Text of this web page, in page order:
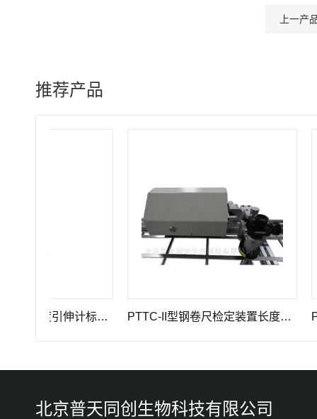
上一产
推荐产品
GWB-200JA型高精度引伸计标定仪长度计量器具 PTTC-II型钢卷尺检定装置长度计量仪器 PTTC
北京普天同创生物科技有限公司